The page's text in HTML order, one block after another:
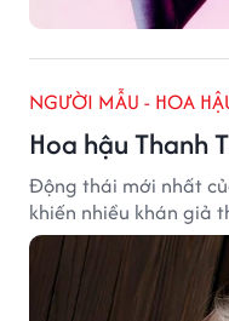
NGƯỜI MẪU - HOA
Hoa hậu Thanh
Động thái mới nhất
khiến nhiều khán giả